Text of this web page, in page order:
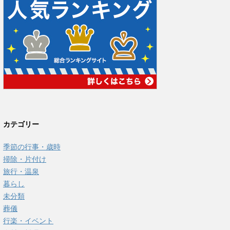
カテゴリー
季節の行事・歳時
掃除・片付け
旅行・温泉
暮らし
未分類
葬儀
行楽・イベント